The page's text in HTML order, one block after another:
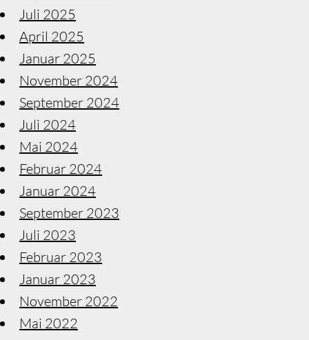
Juli 2025
April 2025
Januar 2025
November 2024
September 2024
Juli 2024
Mai 2024
Februar 2024
Januar 2024
September 2023
Juli 2023
Februar 2023
Januar 2023
November 2022
Mai 2022